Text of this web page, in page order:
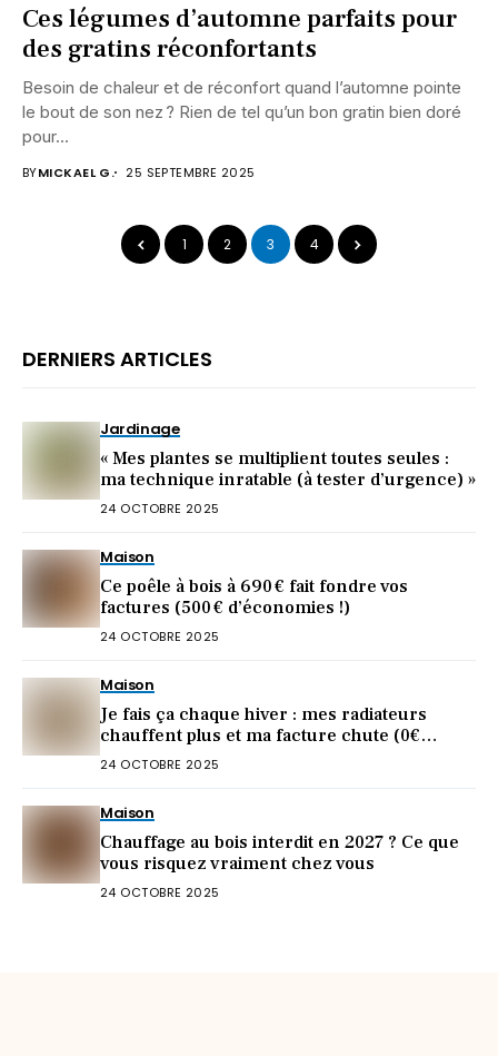
Ces légumes d’automne parfaits pour
des gratins réconfortants
Besoin de chaleur et de réconfort quand l’automne pointe
le bout de son nez ? Rien de tel qu’un bon gratin bien doré
pour...
BYMICKAEL G. 25 SEPTEMBRE 2025
1 2 3 4
DERNIERS ARTICLES
Jardinage
« Mes plantes se multiplient toutes seules :
ma technique inratable (à tester d’urgence) »
24 OCTOBRE 2025
Maison
Ce poêle à bois à 690 € fait fondre vos
factures (500 € d’économies !)
24 OCTOBRE 2025
Maison
Je fais ça chaque hiver : mes radiateurs
chauffent plus et ma facture chute (0€
dépensé)
24 OCTOBRE 2025
Maison
Chauffage au bois interdit en 2027 ? Ce que
vous risquez vraiment chez vous
24 OCTOBRE 2025